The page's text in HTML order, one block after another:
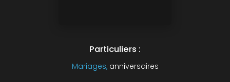
Particuliers :
Mariages,anniversaires